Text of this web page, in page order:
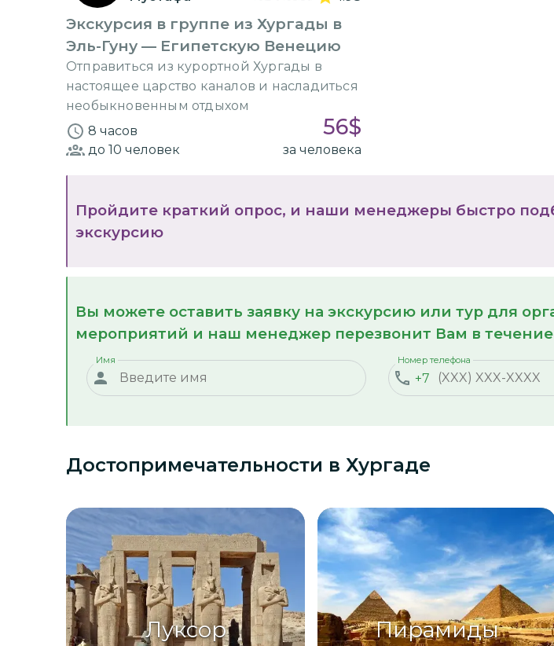
Экскурсия в группе из Хургады в
Эль-Гуну — Египетскую Венецию
Отправиться из курортной Хургады в
настоящее царство каналов и насладиться
необыкновенным отдыхом
8 часов
56$
до 10 человек за человека
Пройдите краткий опрос, и наши менеджеры быстро
экскурсию
Вы можете оставить заявку на экскурсию или тур для
мероприятий и наш менеджер перезвонит Вам в течение
Имя
+7
Номер телефона
Достопримечательности в Хургаде
Луксор Пирамиды